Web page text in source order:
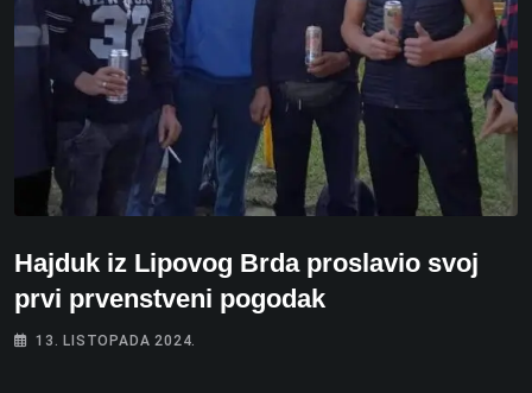
Hajduk iz Lipovog Brda proslavio svoj
prvi prvenstveni pogodak
13. LISTOPADA 2024.